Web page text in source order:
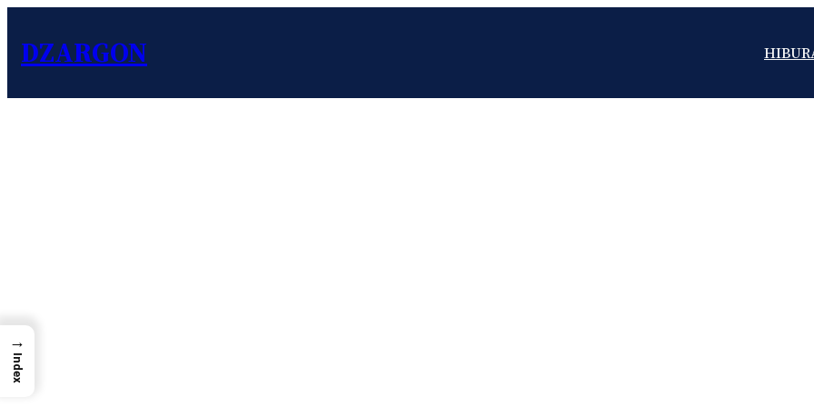
DZARGON
→
Index